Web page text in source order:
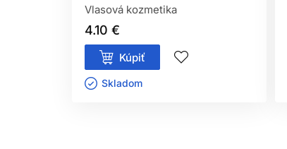
Vlasová kozmetika
4.10 €
Kúpiť
Skladom ㅤ